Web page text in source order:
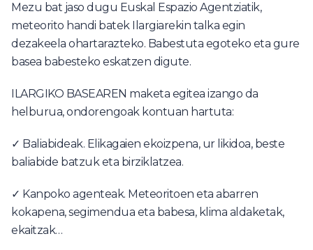
Mezu bat jaso dugu Euskal Espazio Agentziatik,
meteorito handi batek Ilargiarekin talka egin
dezakeela ohartarazteko. Babestuta egoteko eta gure
basea babesteko eskatzen digute.
ILARGIKO BASEAREN maketa egitea izango da
helburua, ondorengoak kontuan hartuta:
✓ Baliabideak. Elikagaien ekoizpena, ur likidoa, beste
baliabide batzuk eta birziklatzea.
✓ Kanpoko agenteak. Meteoritoen eta abarren
kokapena, segimendua eta babesa, klima aldaketak,
ekaitzak…